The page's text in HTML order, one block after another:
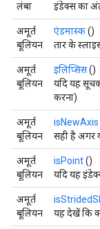
लंबा
इंडेक्स का अंत
अमूर्त
बूलियन
एंडमास्क()
तार के
अमूर्त
बूलियन
इलिप्सिस()
यदि यह
करना)
अमूर्त
बूलियन
isNewAxis
सही है अगर
अमूर्त
बूलियन
isPoint()
यदि यह
अमूर्त
बूलियन
यह देखें कि